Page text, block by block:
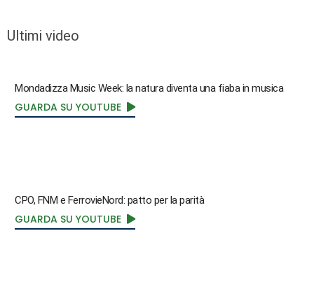
Ultimi video
Mondadizza Music Week: la natura diventa una fiaba in musica
GUARDA SU YOUTUBE
CPO, FNM e FerrovieNord: patto per la parità
GUARDA SU YOUTUBE